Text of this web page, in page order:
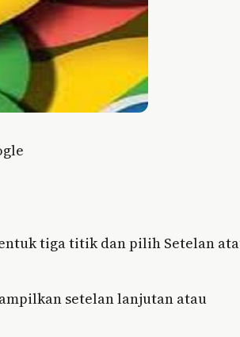
tiga titik dan pilih Setelan
setelan lanjutan atau